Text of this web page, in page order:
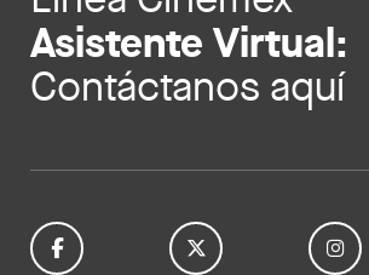
Asistente Virtual:
Contáctanos aquí